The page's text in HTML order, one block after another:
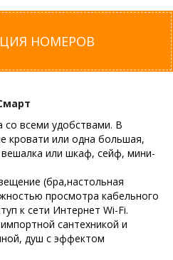
НОМЕРОВ
всеми удобствами. В
кровати или одна большая,
или шкаф, сейф, мини-
(бра,настольная
просмотра кабельного
к сети Интернет Wi-Fi.
сантехникой и
душ с эффектом